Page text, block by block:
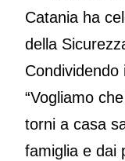
Catania ha
della
Condividendo
“Vogliamo
torni a casa
famiglia e dai